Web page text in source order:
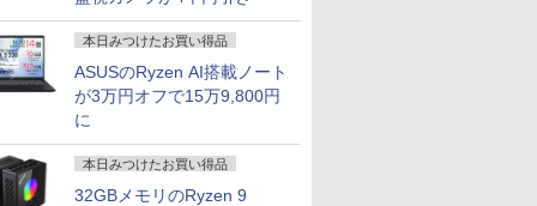
本日みつけたお買い得品
ASUSのRyzen AI搭載ノート
が3万円オフで15万9,800円
に
本日みつけたお買い得品
32GBメモリのRyzen 9